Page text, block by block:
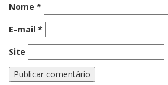
Nome *
E-mail *
Site